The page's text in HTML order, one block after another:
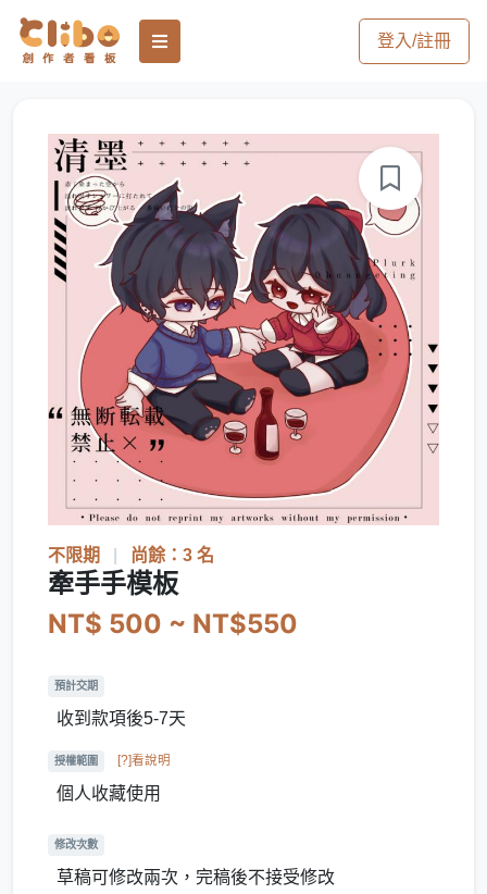
登入/註冊
不限期 尚餘：3 名
牽手手模板
NT$ 500 ~ NT$550
預計交期
收到款項後5-7天
授權範圍 [?]看說明
個人收藏使用
修改次數
草稿可修改兩次，完稿後不接受修改